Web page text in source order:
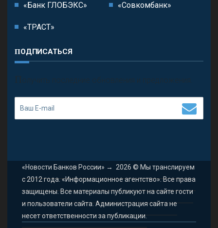
«Банк ГЛОБЭКС» «Совкомбанк»
«ТРАСТ»
ПОДПИСАТЬСЯ
П олучить последние обновления и предложения.
«Новости Банков России» → 2026 © Мы транслируем
с 2012 года. «Информационное агентство». Все права
защищены. Все материалы публикуют на сайте гости
и пользователи сайта. Администрация сайта не
несет ответственности за публикации.